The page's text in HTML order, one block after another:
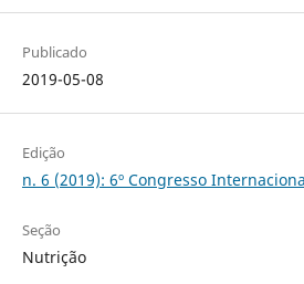
Publicado
2019-05-08
Edição
n. 6 (2019): 6º Congresso
Seção
Nutrição